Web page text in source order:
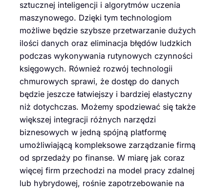
sztucznej inteligencji i algorytmów uczenia
maszynowego. Dzięki tym technologiom
możliwe będzie szybsze przetwarzanie dużych
ilości danych oraz eliminacja błędów ludzkich
podczas wykonywania rutynowych czynności
księgowych. Również rozwój technologii
chmurowych sprawi, że dostęp do danych
będzie jeszcze łatwiejszy i bardziej elastyczny
niż dotychczas. Możemy spodziewać się także
większej integracji różnych narzędzi
biznesowych w jedną spójną platformę
umożliwiającą kompleksowe zarządzanie firmą
od sprzedaży po finanse. W miarę jak coraz
więcej firm przechodzi na model pracy zdalnej
lub hybrydowej, rośnie zapotrzebowanie na